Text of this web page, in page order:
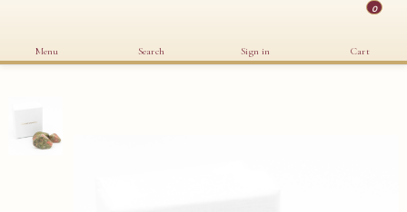
Menu Search Sign in
0
Cart